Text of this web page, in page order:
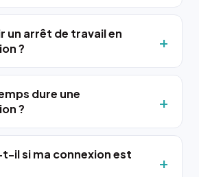
un arrêt de travail en
?
dure une
?
t-il si ma connexion est